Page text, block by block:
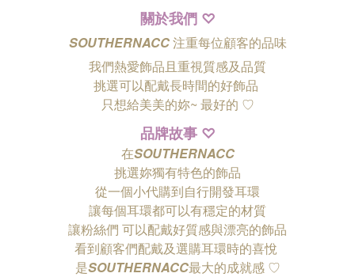
關於我們 ♡
SOUTHERNACC注重每位顧客的品味
我們熱愛飾品且重視質感及品質
挑選可以配戴長時間的好飾品
只想給美美的妳~ 最好的 ♡
品牌故事 ♡
在SOUTHERNACC
挑選妳獨有特色的飾品
從一個小代購到自行開發耳環
讓每個耳環都可以有穩定的材質
讓粉絲們 可以配戴好質感與漂亮的飾品
看到顧客們配戴及選購耳環時的喜悅
是SOUTHERNACC最大的成就感 ♡